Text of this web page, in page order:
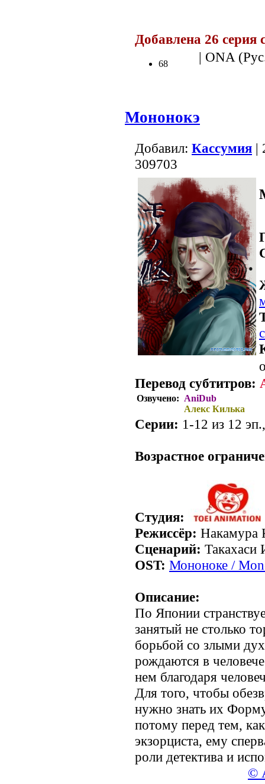
Добавлена 26 серия
68 | ONA
Мононокэ
Добавил: Кассумия |
309703
Перевод субтитров:
Озвучено: AniDub
Алекс Килька
Серии: 1-12 из 12
Возрастное
Студия:
Режиссёр: Накамура
Сценарий: Такахаси
OST: Мононоке /
Описание:
По Японии
занятый не столько
борьбой со злыми
рождаются в
нем благодаря
Для того, чтобы
нужно знать их
потому перед тем,
экзорциста, ему
роли детектива и
©